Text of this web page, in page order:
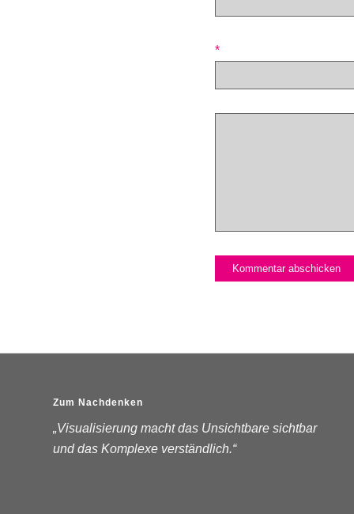
*
Zum Nachdenken
„Visualisierung macht das Unsichtbare sichtbar
und das Komplexe verständlich.“